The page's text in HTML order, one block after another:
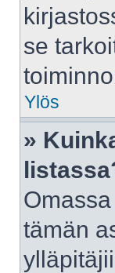
se
Ylös
»
tämän